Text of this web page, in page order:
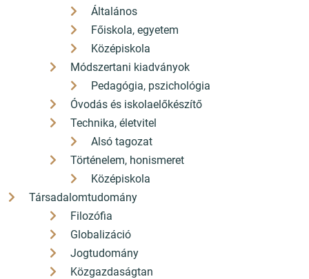
Általános
Főiskola, egyetem
Középiskola
Módszertani kiadványok
Pedagógia, pszichológia
Óvodás és iskolaelőkészítő
Technika, életvitel
Alsó tagozat
Történelem, honismeret
Középiskola
Társadalomtudomány
Filozófia
Globalizáció
Jogtudomány
Közgazdaságtan